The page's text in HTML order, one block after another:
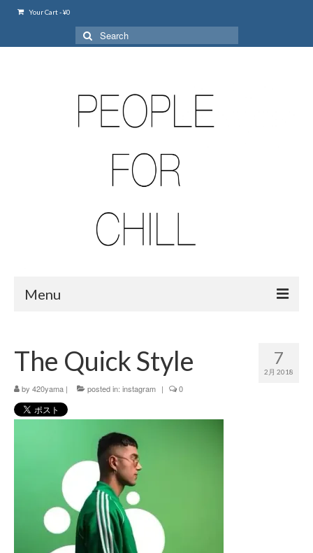
Your Cart-¥0
Search
for:
Menu
420 shibuya_info
420 shibuya_access
420 shibuya_shop
Instagram:420shibuya_official
About:FOUR TWENTY SHIBUYA
YouTube:420shibuya
420 Blog Full
7
2月 2018
The Quick Style
by 420yama | posted in: instagram | 0